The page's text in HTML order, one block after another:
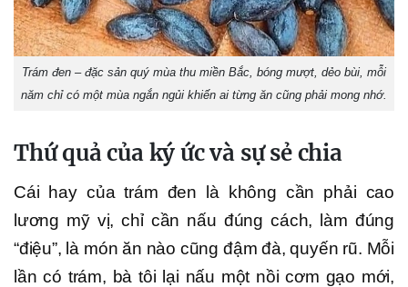
Trám đen – đặc sản quý mùa thu miền Bắc, bóng mượt, dẻo bùi, mỗi
năm chỉ có một mùa ngắn ngủi khiến ai từng ăn cũng phải mong nhớ.
Thứ quả của ký ức và sự sẻ chia
Cái hay của trám đen là không cần phải cao
lương mỹ vị, chỉ cần nấu đúng cách, làm đúng
“điệu”, là món ăn nào cũng đậm đà, quyến rũ. Mỗi
lần có trám, bà tôi lại nấu một nồi cơm gạo mới,